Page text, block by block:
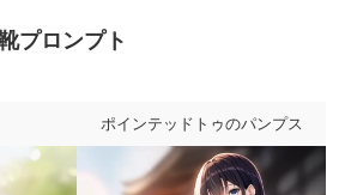
プロンプト
ポインテッドトゥのパンプス